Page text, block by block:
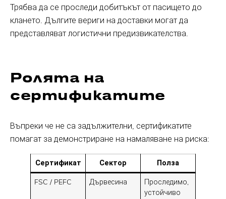
Трябва да се проследи добитъкът от пасището до
клането. Дългите вериги на доставки могат да
представляват логистични предизвикателства.
Ролята на
сертификатите
Въпреки че не са задължителни, сертификатите
помагат за демонстриране на намаляване на риска:
Сертификат Сектор Полза
FSC / PEFC Дървесина
Проследимо,
устойчиво